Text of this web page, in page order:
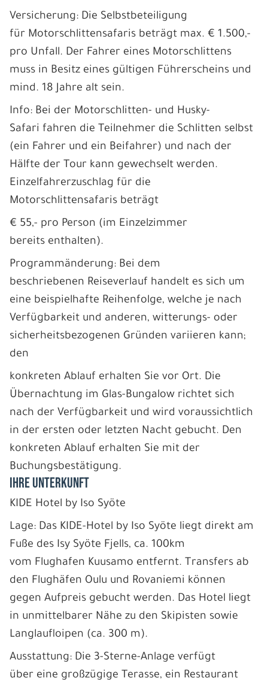
Versicherung: Die Selbstbeteiligung
für Motorschlittensafaris beträgt max. € 1.500,-
pro Unfall. Der Fahrer eines Motorschlittens
muss in Besitz eines gültigen Führerscheins und
mind. 18 Jahre alt sein.
Info: Bei der Motorschlitten- und Husky-
Safari fahren die Teilnehmer die Schlitten selbst
(ein Fahrer und ein Beifahrer) und nach der
Hälfte der Tour kann gewechselt werden.
Einzelfahrerzuschlag für die
Motorschlittensafaris beträgt
€ 55,- pro Person (im Einzelzimmer
bereits enthalten).
Programmänderung: Bei dem
beschriebenen Reiseverlauf handelt es sich um
eine beispielhafte Reihenfolge, welche je nach
Verfügbarkeit und anderen, witterungs- oder
sicherheitsbezogenen Gründen variieren kann;
den
konkreten Ablauf erhalten Sie vor Ort. Die
Übernachtung im Glas-Bungalow richtet sich
nach der Verfügbarkeit und wird voraussichtlich
in der ersten oder letzten Nacht gebucht. Den
konkreten Ablauf erhalten Sie mit der
Buchungsbestätigung.
IHRE UNTERKUNFT
KIDE Hotel by Iso Syöte
Lage: Das KIDE-Hotel by Iso Syöte liegt direkt am
Fuße des Isy Syöte Fjells, ca. 100km
vom Flughafen Kuusamo entfernt. Transfers ab
den Flughäfen Oulu und Rovaniemi können
gegen Aufpreis gebucht werden. Das Hotel liegt
in unmittelbarer Nähe zu den Skipisten sowie
Langlaufloipen (ca. 300 m).
Ausstattung: Die 3-Sterne-Anlage verfügt
über eine großzügige Terasse, ein Restaurant